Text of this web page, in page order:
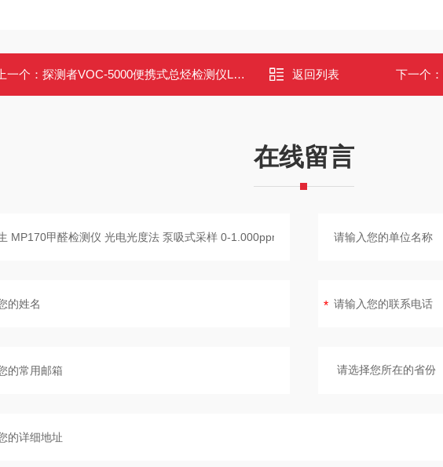
上一个： 探测者VOC-5000便携式总烃检测仪LDAR检测VOCs溯源排查 返回列表 下一个：
在线留言